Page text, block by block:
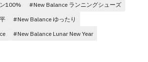
100%
#New Balance ランニングシューズ
#New Balance ゆったり
#New Balance Lunar New Year